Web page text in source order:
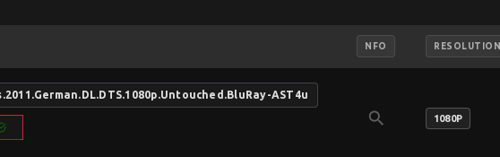
NFO RESOLUTION
AST4u
search 1080P